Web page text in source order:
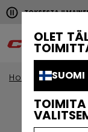
OLET
Pause the
OSTOKSESTA
YLI 200€
Home